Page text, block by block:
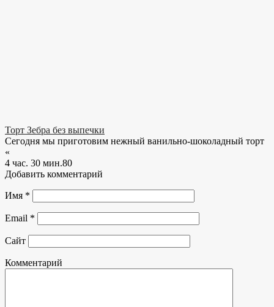
Торт Зебра без выпечки
Сегодня мы приготовим нежный ванильно-шоколадный торт
«
4 час. 30 мин.80
Добавить комментарий
Имя *
Email *
Сайт
Комментарий